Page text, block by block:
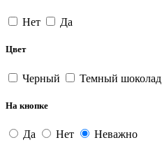
Нет Да
Цвет
Черный Темный шоколад
На кнопке
Да Нет Неважно